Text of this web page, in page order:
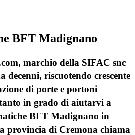
BFT Madignano
marchio della SIFAC snc
decenni, riscuotendo crescente
di porte e portoni
in grado di aiutarvi a
BFT Madignano in
provincia di Cremona chiama